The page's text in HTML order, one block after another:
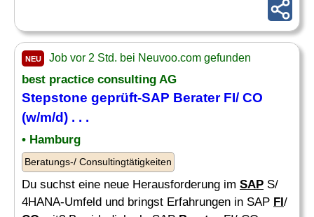
NEU Job vor 2 Std. bei Neuvoo.com gefunden
best practice consulting AG
Stepstone geprüft-SAP BeraterFI/ CO
(w/m/d) . . .
• Hamburg
Beratungs-/ Consultingtätigkeiten
Du suchst eine neue Herausforderung im SAP S/
4HANA-Umfeld und bringst Erfahrungen in SAP FI/